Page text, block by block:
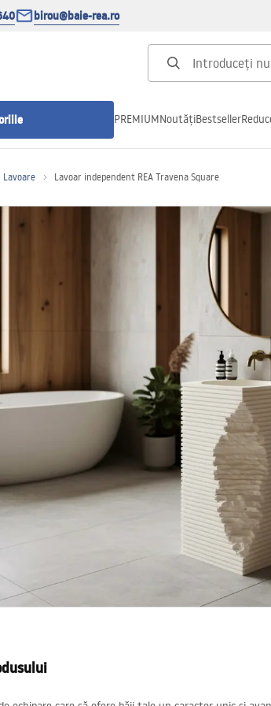
birou@baie-rea.ro
cabine de dus
Bideuri
mobilier pentru baie
PREMIUMNoutățiBestseller
Lavoare Lavoar independent REA Travena Square